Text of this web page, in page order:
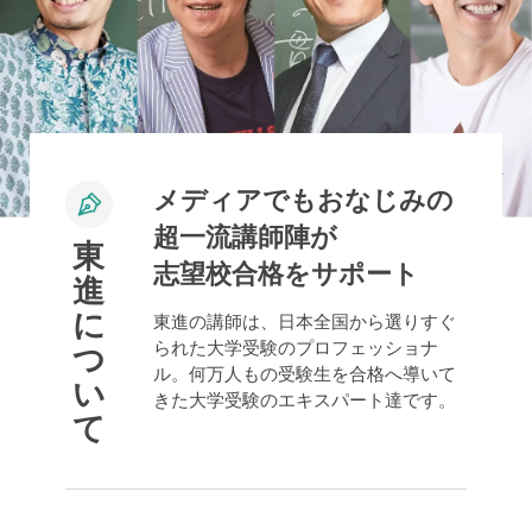
九州 福岡県 熊本県 長崎県
東
進
に
つ
い
て
メディアでもおなじみの
超一流講師陣が
志望校合格をサポート
東進の講師は、日本全国から選りすぐ
られた大学受験のプロフェッショナ
ル。何万人もの受験生を合格へ導いて
きた大学受験のエキスパート達です。